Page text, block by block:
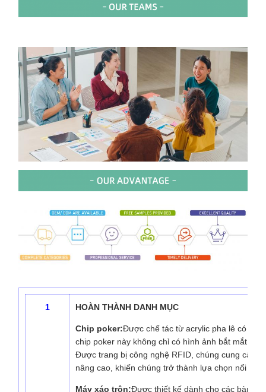
1 HOÀN THÀNH DANH MỤC
Chip poker:Được chế tác từ acrylic pha lê có độ
chip poker này không chỉ có hình ảnh bắt mắt mà
Được trang bị công nghệ RFID, chúng cung cấp
nâng cao, khiến chúng trở thành lựa chọn nổi bật
Máy xáo trộn:Được thiết kế dành cho các bàn